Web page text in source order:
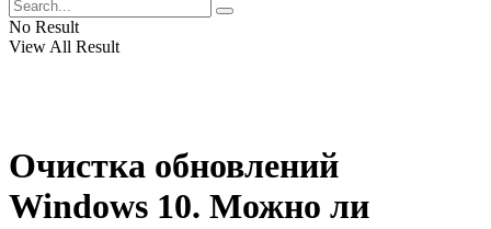
No Result
View All Result
Очистка обновлений
Windows 10. Можно ли